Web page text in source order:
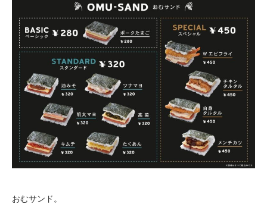
おむサンド。